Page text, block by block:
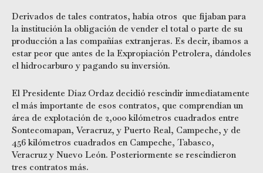
Derivados de tales contratos, había otros que fijaban para
la institución la obligación de vender el total o parte de su
producción a las compañías extranjeras. Es decir, íbamos a
estar peor que antes de la Expropiación Petrolera, dándoles
el hidrocarburo y pagando su inversión.
El Presidente Díaz Ordaz decidió rescindir inmediatamente
el más importante de esos contratos, que comprendían un
área de explotación de 2,000 kilómetros cuadrados entre
Sontecomapan, Veracruz, y Puerto Real, Campeche, y de
456 kilómetros cuadrados en Campeche, Tabasco,
Veracruz y Nuevo León. Posteriormente se rescindieron
tres contratos más.